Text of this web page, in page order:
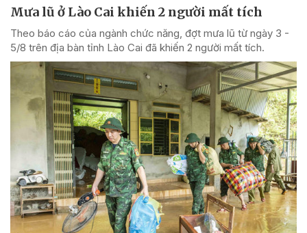
Mưa lũ ở Lào Cai khiến 2 người mất tích
Theo báo cáo của ngành chức năng, đợt mưa lũ từ ngày 3 -
5/8 trên địa bàn tỉnh Lào Cai đã khiến 2 người mất tích.